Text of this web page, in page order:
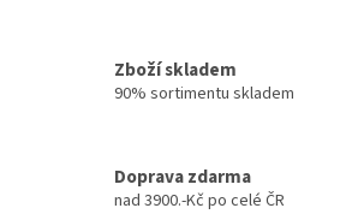
Zboží skladem
90% sortimentu skladem
Doprava zdarma
nad 3900.-Kč po celé ČR